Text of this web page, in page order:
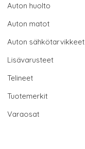
Auton huolto
Auton matot
Auton sähkötarvikkeet
Lisävarusteet
Telineet
Tuotemerkit
Varaosat